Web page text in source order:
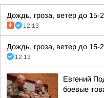
Дождь, гроза, ветер до 15-
12:13
Дождь, гроза, ветер до 15-
12:13
Евгений
боевые